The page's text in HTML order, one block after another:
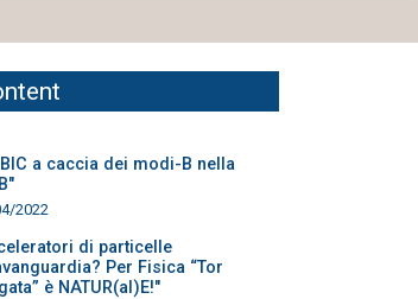
a caccia dei modi-B nella
2022
di particelle
Per Fisica “Tor
è NATUR(al)E!"